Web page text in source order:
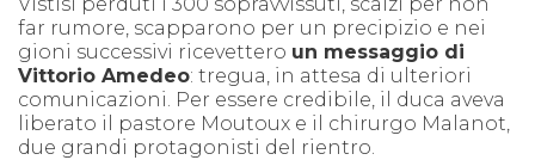
far rumore, scapparono per un precipizio e nei
gioni successivi ricevettero un messaggio di
Vittorio Amedeo: tregua, in attesa di ulteriori
comunicazioni. Per essere credibile, il duca aveva
liberato il pastore Moutoux e il chirurgo Malanot,
due grandi protagonisti del rientro.